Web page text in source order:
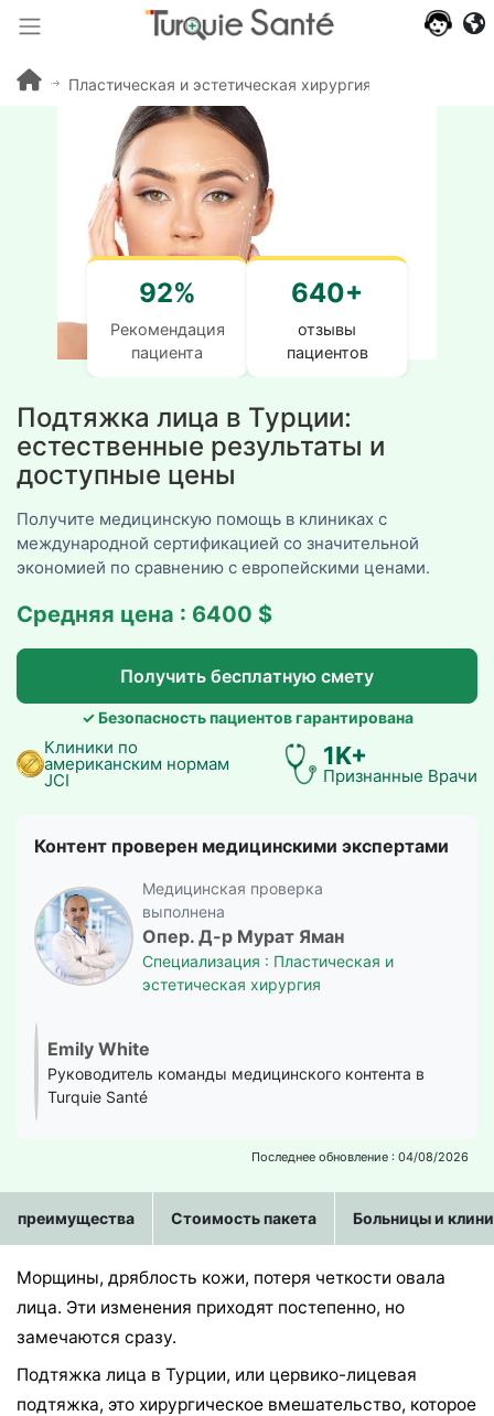
Пластическая и эстетическая хирургия Турция
Подтяжка лица в Турции:
естественные результаты и
доступные цены
Получите медицинскую помощь в клиниках с
международной сертификацией со значительной
экономией по сравнению с европейскими ценами.
Средняя цена : 6400 $
Получить бесплатную смету
✓ Безопасность пациентов гарантирована
Клиники по
американским нормам
JCI
1K+
Признанные Врачи
Контент проверен медицинскими экспертами
Медицинская проверка
выполнена
Опер. Д-р Мурат Яман
Специализация : Пластическая и
эстетическая хирургия
Emily White
Руководитель команды медицинского контента в
Turquie Santé
92%
Рекомендация
пациента
640+
отзывы
пациентов
Последнее обновление : 04/08/2026
преимущества Стоимость пакета Больницы и
Морщины, дряблость кожи, потеря четкости овала
лица. Эти изменения приходят постепенно, но
замечаются сразу.
Подтяжка лица в Турции, или цервико-лицевая
подтяжка, это хирургическое вмешательство, которое